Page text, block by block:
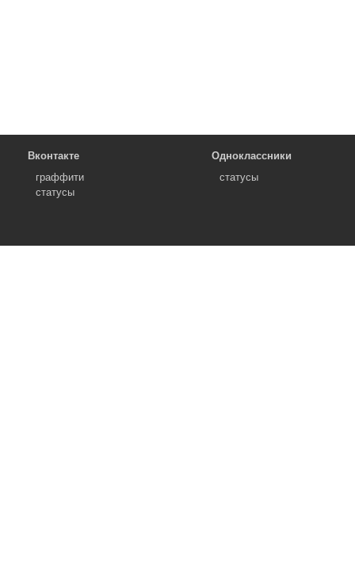
Вконтакте
граффити
статусы
Одноклассники
статусы